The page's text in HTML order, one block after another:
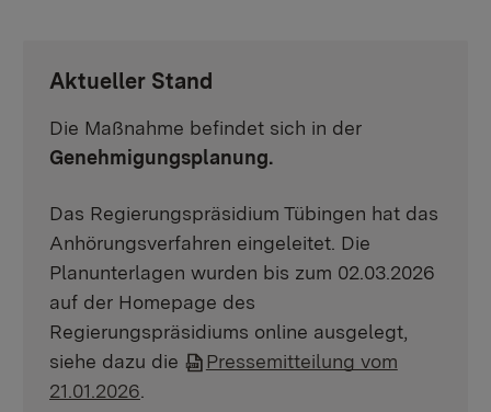
Aktueller Stand
Die Maßnahme befindet sich in der
Genehmigungsplanung.
Das Regierungspräsidium Tübingen hat das
Anhörungsverfahren eingeleitet. Die
Planunterlagen wurden bis zum 02.03.2026
auf der Homepage des
Regierungspräsidiums online ausgelegt,
siehe dazu die
Pressemitteilung vom
21.01.2026.